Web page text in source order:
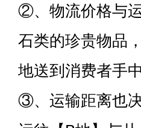
②、物流价格与
石类的珍贵物品
地送到消费者手
③、运输距离也